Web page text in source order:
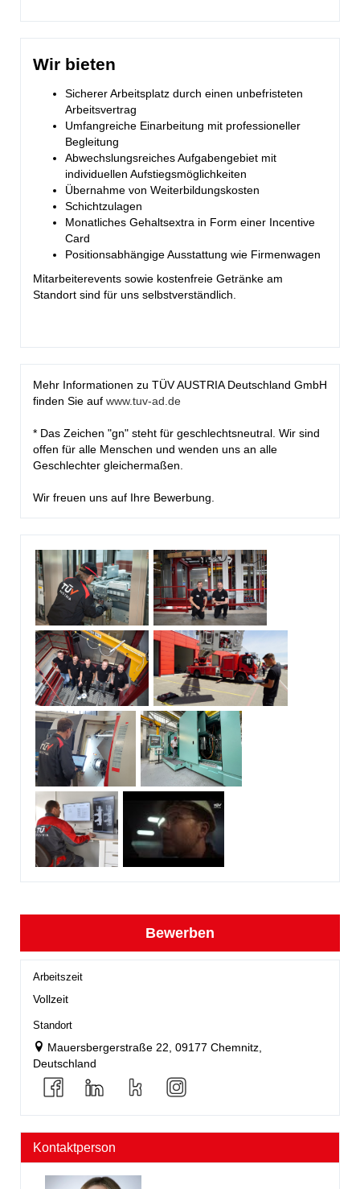
Wir bieten
Sicherer Arbeitsplatz durch einen unbefristeten
Arbeitsvertrag
Umfangreiche Einarbeitung mit professioneller
Begleitung
Abwechslungsreiches Aufgabengebiet mit
individuellen Aufstiegsmöglichkeiten
Übernahme von Weiterbildungskosten
Schichtzulagen
Monatliches Gehaltsextra in Form einer Incentive
Card
Positionsabhängige Ausstattung wie Firmenwagen
Mitarbeiterevents sowie kostenfreie Getränke am
Standort sind für uns selbstverständlich.
Mehr Informationen zu TÜV AUSTRIA Deutschland GmbH
finden Sie auf www.tuv-ad.de
* Das Zeichen "gn" steht für geschlechtsneutral. Wir sind
offen für alle Menschen und wenden uns an alle
Geschlechter gleichermaßen.
Wir freuen uns auf Ihre Bewerbung.
Bewerben
Arbeitszeit
Vollzeit
Standort
Mauersbergerstraße 22, 09177 Chemnitz,
Deutschland
Kontaktperson